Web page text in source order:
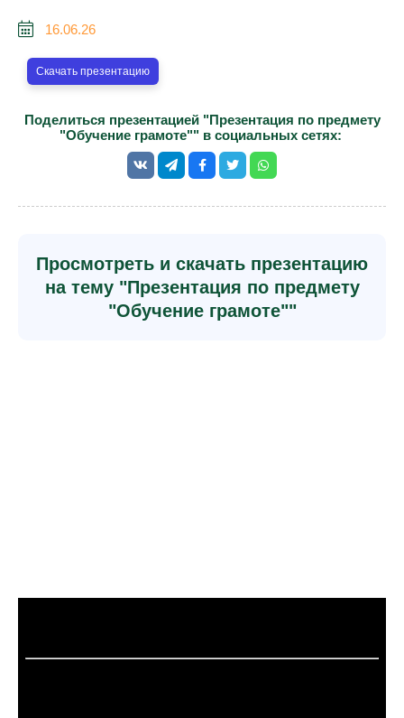
16.06.26
Скачать презентацию
Поделиться презентацией "Презентация по предмету
"Обучение грамоте"" в социальных сетях:
Просмотреть и скачать презентацию
на тему "Презентация по предмету
"Обучение грамоте""